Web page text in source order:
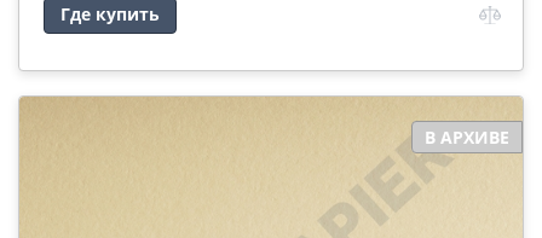
Где купить
В АРХИВЕ